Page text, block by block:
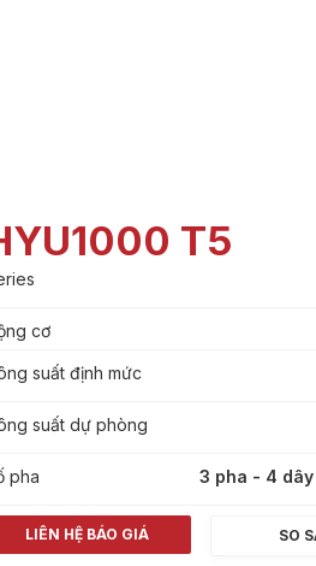
T5
cơ
suất định mức
suất dự phòng
pha 3 pha - 4
LIÊN HỆ BÁO GIÁ SO